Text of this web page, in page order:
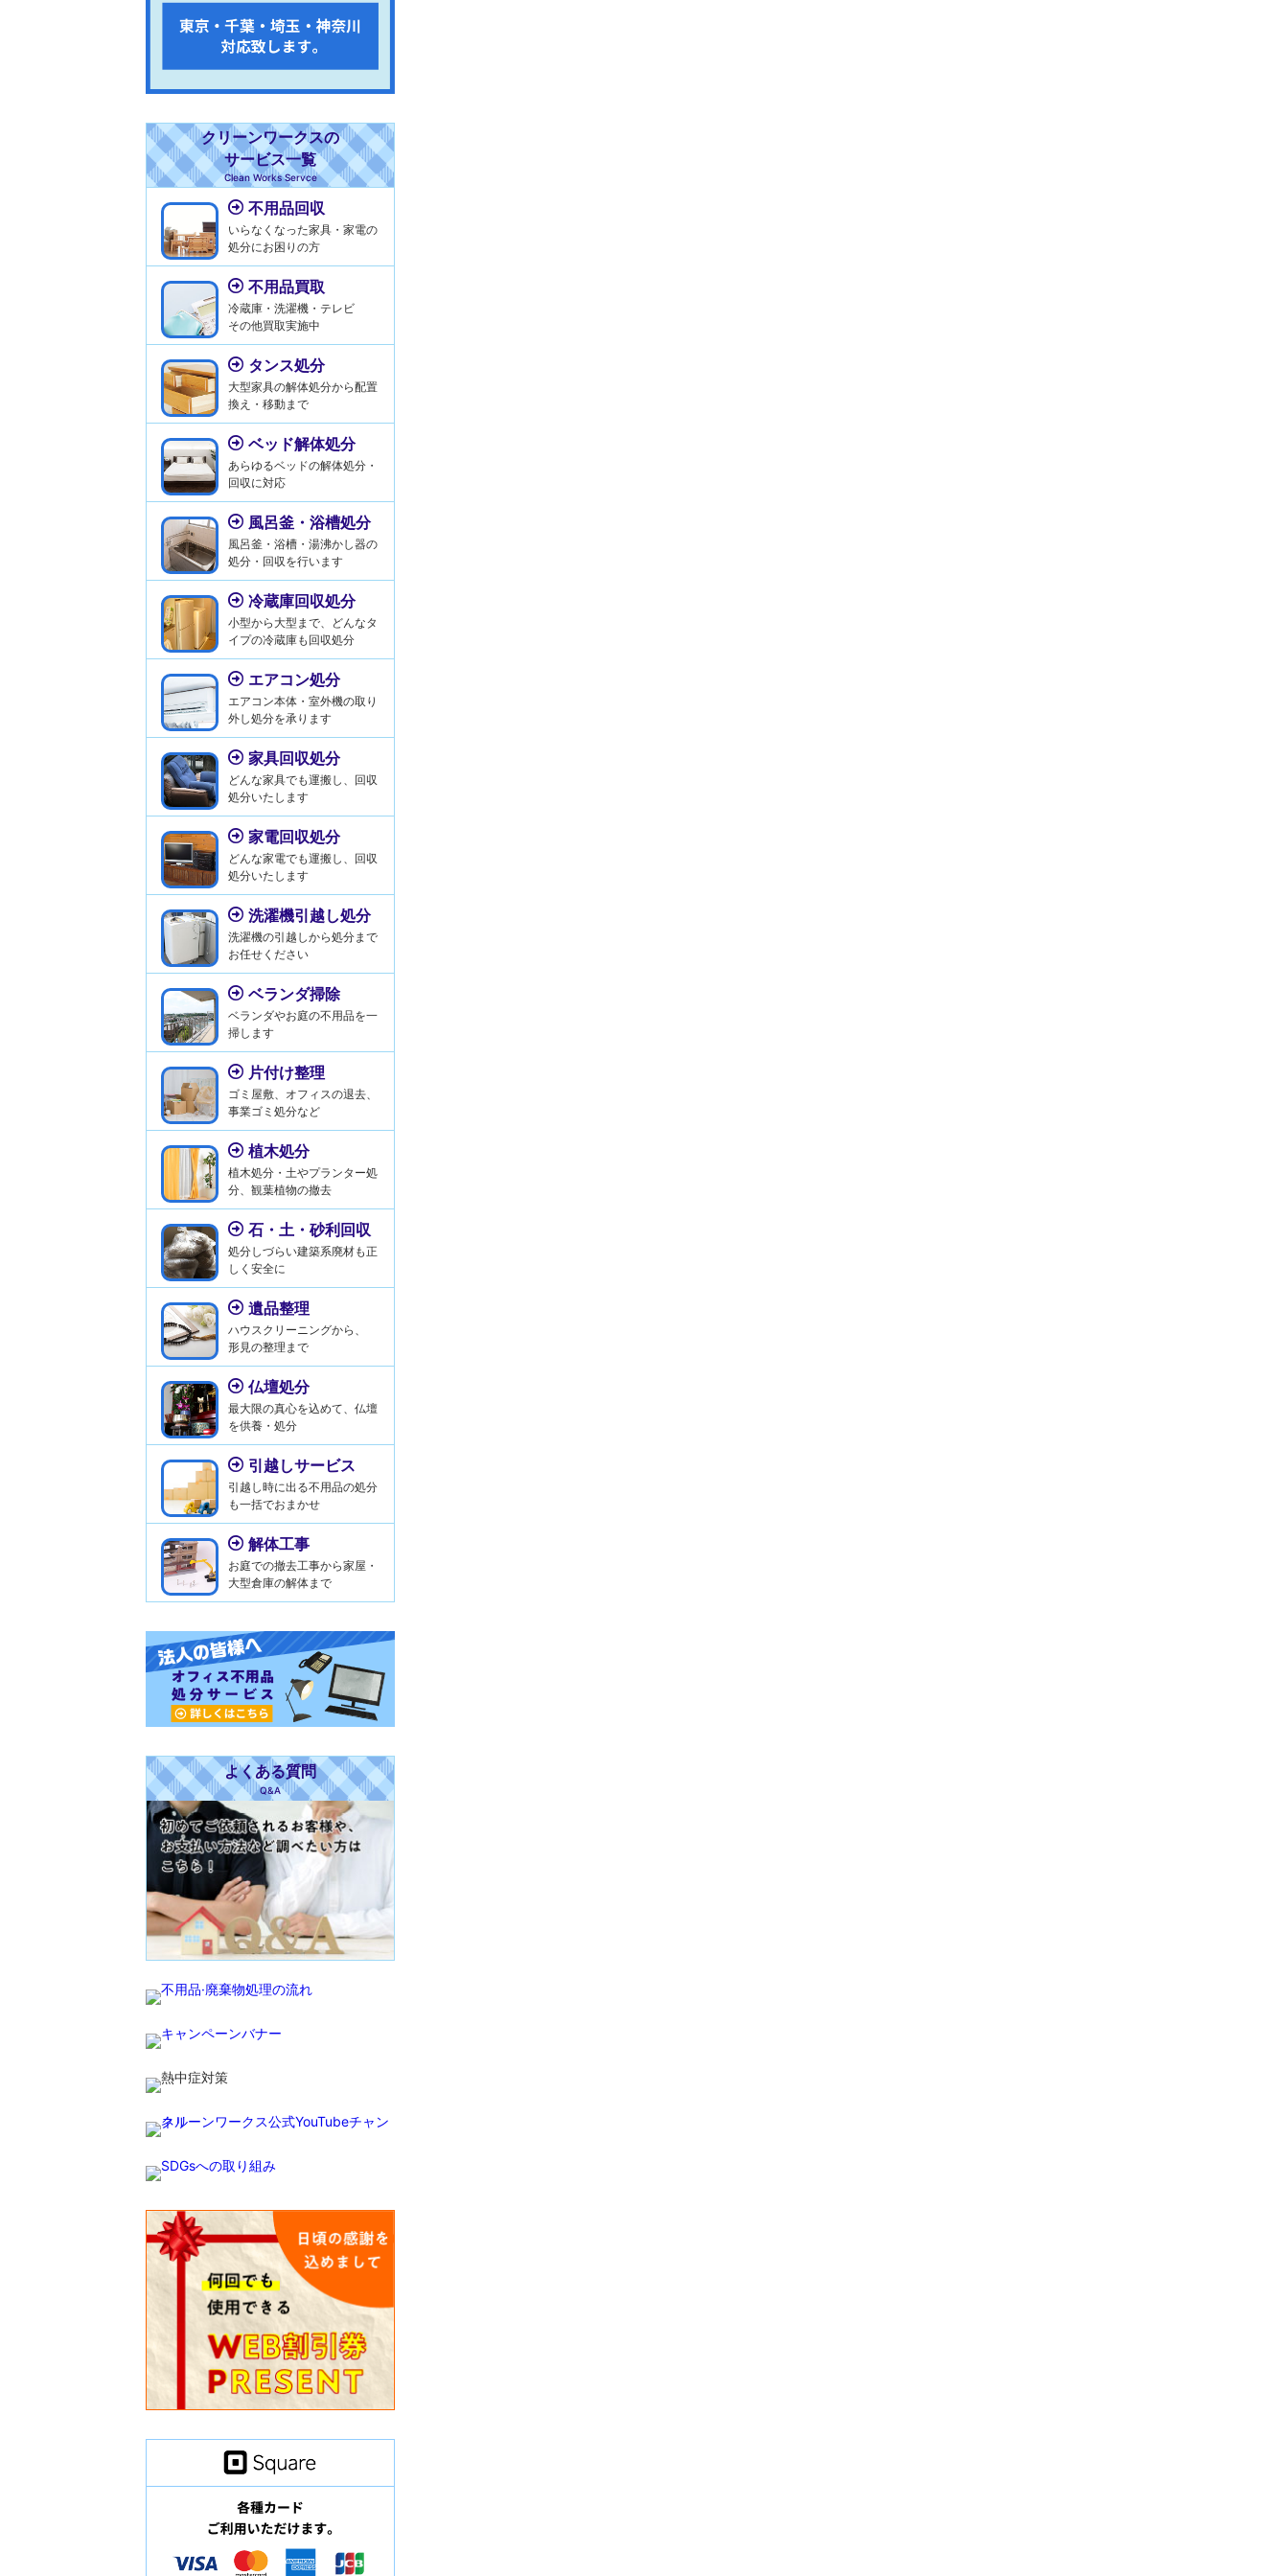
クリーンワークスの
サービス一覧
Clean Works Servce
不用品回収
いらなくなった家具・家電の
処分にお困りの方
不用品買取
冷蔵庫・洗濯機・テレビ
その他買取実施中
タンス処分
大型家具の解体処分から配置
換え・移動まで
ベッド解体処分
あらゆるベッドの解体処分・
回収に対応
風呂釜・浴槽処分
風呂釜・浴槽・湯沸かし器の
処分・回収を行います
冷蔵庫回収処分
小型から大型まで、どんなタ
イプの冷蔵庫も回収処分
エアコン処分
エアコン本体・室外機の取り
外し処分を承ります
家具回収処分
どんな家具でも運搬し、回収
処分いたします
家電回収処分
どんな家電でも運搬し、回収
処分いたします
洗濯機引越し処分
洗濯機の引越しから処分まで
お任せください
ベランダ掃除
ベランダやお庭の不用品を一
掃します
片付け整理
ゴミ屋敷、オフィスの退去、
事業ゴミ処分など
植木処分
植木処分・土やプランター処
分、観葉植物の撤去
石・土・砂利回収
処分しづらい建築系廃材も正
しく安全に
遺品整理
ハウスクリーニングから、
形見の整理まで
仏壇処分
最大限の真心を込めて、仏壇
を供養・処分
引越しサービス
引越し時に出る不用品の処分
も一括でおまかせ
解体工事
お庭での撤去工事から家屋・
大型倉庫の解体まで
よくある質問
Q&A